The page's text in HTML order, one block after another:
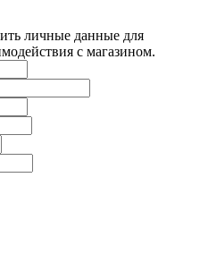
личные данные для
с магазином.